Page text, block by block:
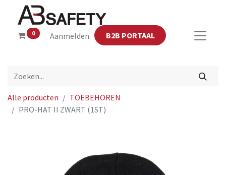
0 Aanmelden B2B PORTAAL
Alle producten
TOEBEHOREN
PRO-HAT II ZWART (1ST)